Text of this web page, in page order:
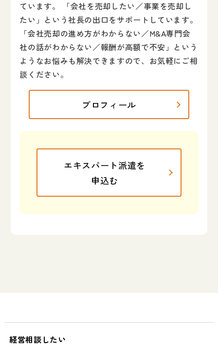
ています。 「会社を売却したい／事業を売却し
たい」という社長の出口をサポートしています。
「会社売却の進め方がわからない／M&A専門会
社の話がわからない／報酬が高額で不安」という
ようなお悩みも解決できますので、お気軽にご相
談ください。
プロフィール
エキスパート派遣を
申込む
経営相談したい